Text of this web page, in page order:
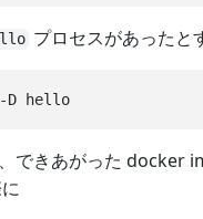
プロセスがあったと
できあがった docker